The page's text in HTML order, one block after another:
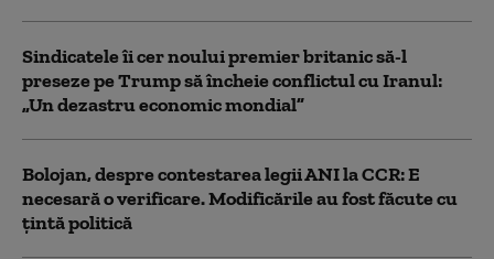
Sindicatele îi cer noului premier britanic să-l
preseze pe Trump să încheie conflictul cu Iranul:
„Un dezastru economic mondial”
Bolojan, despre contestarea legii ANI la CCR: E
necesară o verificare. Modificările au fost făcute cu
țintă politică